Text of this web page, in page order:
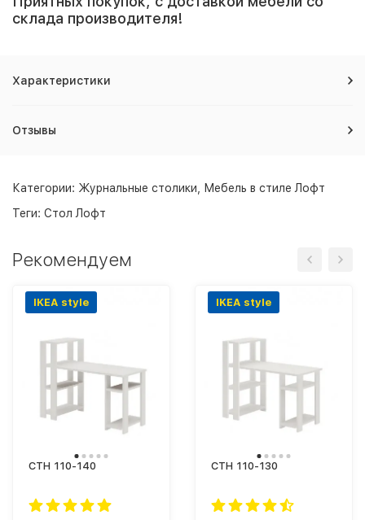
склада производителя!
Характеристики
Отзывы
Категории: Журнальные столики
Мебель в стиле Лофт
Теги: Стол Лофт
Рекомендуем
IKEA style
СТН 110-140
IKEA style
СТН 110-130